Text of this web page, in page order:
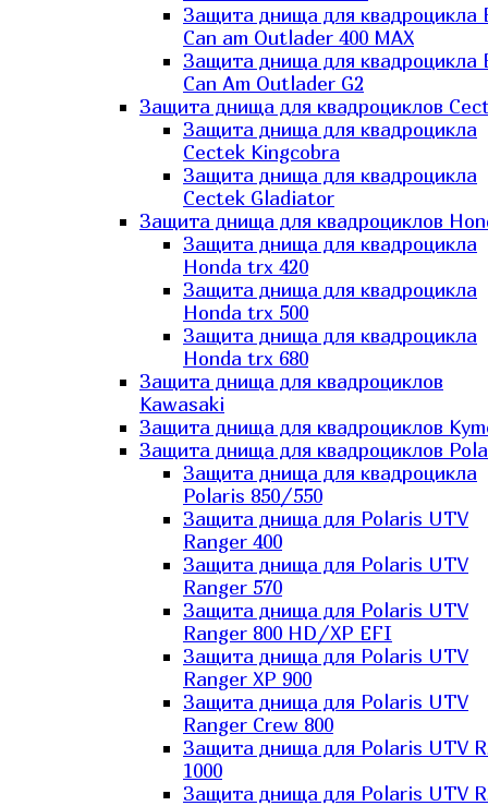
Защита днища для квадроцикла
Can am Outlader 400 MAX
Защита днища для квадроцикла
Can Аm Outlader G2
Защита днища для квадроциклов
Защита днища для квадроцикла
Cectek Kingcobra
Защита днища для квадроцикла
Cectek Gladiator
Защита днища для квадроциклов
Защита днища для квадроцикла
Honda trx 420
Защита днища для квадроцикла
Honda trx 500
Защита днища для квадроцикла
Honda trx 680
Защита днища для квадроциклов
Kawasaki
Защита днища для квадроциклов
Защита днища для квадроциклов
Защита днища для квадроцикла
Polaris 850/550
Защита днища для Polaris UTV
Ranger 400
Защита днища для Polaris UTV
Ranger 570
Защита днища для Polaris UTV
Ranger 800 HD/XP EFI
Защита днища для Polaris UTV
Ranger XP 900
Защита днища для Polaris UTV
Ranger Сrew 800
Защита днища для Polaris UTV
1000
Защита днища для Polaris UTV